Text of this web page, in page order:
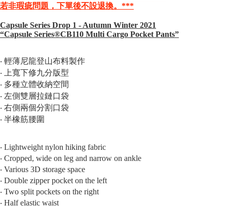
若非瑕疵問題， 下單後不設退換。***
Capsule Series Drop 1 - Autumn Winter 2021
“Capsule Series®️CB110 Multi Cargo Pocket Pants”
‧ 輕薄尼龍登山布料製作
‧ 上寬下修九分版型
‧ 多種立體收納空間
‧ 左側雙層拉鏈口袋
‧ 右側兩個分割口袋
‧ 半橡筋腰圍
‧ Lightweight nylon hiking fabric
‧ Cropped, wide on leg and narrow on ankle
‧ Various 3D storage space
‧ Double zipper pocket on the left
‧ Two split pockets on the right
‧ Half elastic waist